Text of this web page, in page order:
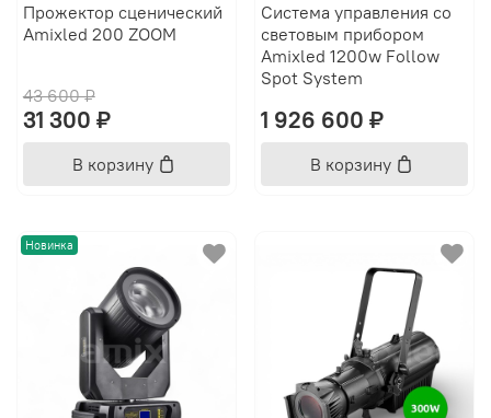
Прожектор сценический
Amixled 200 ZOOM
43 600 ₽
31 300 ₽
В корзину
Система управления со
световым прибором
Amixled 1200w Follow
Spot System
1 926 600 ₽
В корзину
Новинка